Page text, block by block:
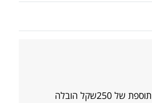
קניתי מזרון בהתחלה לא היה תואם לגודל שצריך כל פעם תוספת של 250שקל הובלה